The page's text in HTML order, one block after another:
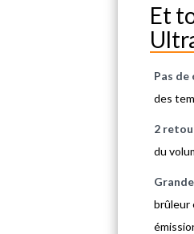
Et
Pas
des
2
du
brûleur